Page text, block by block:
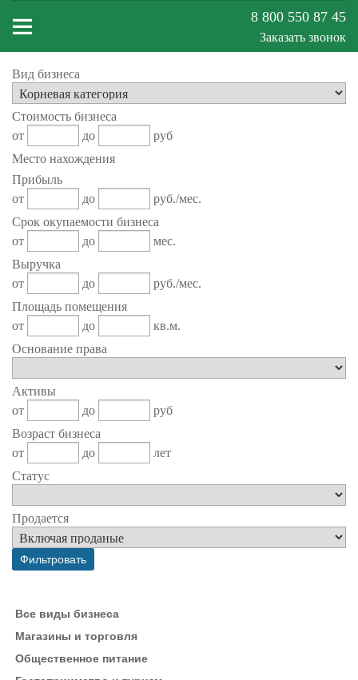
Меню
сайта
8 800 550 87 45
Заказать звонок
Вид бизнеса
Стоимость бизнеса
от
до
руб
Место нахождения
Прибыль
от
до
руб./мес.
Срок окупаемости бизнеса
от
до
мес.
Выручка
от
до
руб./мес.
Площадь помещения
от
до
кв.м.
Основание права
Активы
от
до
руб
Возраст бизнеса
от
до
лет
Статус
Продается
Все виды бизнеса
Магазины и торговля
Общественное питание